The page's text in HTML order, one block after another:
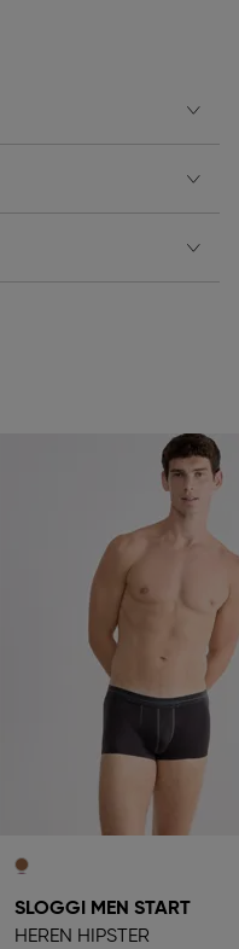
SLOGGI MEN START
HEREN HIPSTER